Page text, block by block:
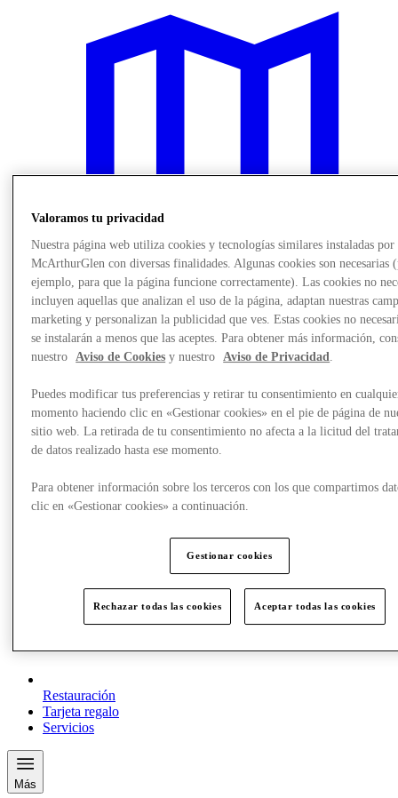
Noticias
Restauración
Tarjeta regalo
Servicios
Más
Valoramos tu privacidad
Nuestra página web utiliza cookies y tecnologías similares instaladas por
McArthurGlen con diversas finalidades. Algunas cookies son necesarias
ejemplo, para que la página funcione correctamente). Las cookies no
incluyen aquellas que analizan el uso de la página, adaptan nuestras
marketing y personalizan la publicidad que ves. Estas cookies no
se instalarán a menos que las aceptes. Para obtener más información,
nuestro
Aviso de Cookies y nuestro Aviso de Privacidad
Puedes modificar tus preferencias y retirar tu consentimiento en
momento haciendo clic en «Gestionar cookies» en el pie de página de
sitio web. La retirada de tu consentimiento no afecta a la licitud del
de datos realizado hasta ese momento.
Para obtener información sobre los terceros con los que compartimos
clic en «Gestionar cookies» a continuación.
Gestionar cookies
Rechazar todas las cookies Aceptar todas las cookies